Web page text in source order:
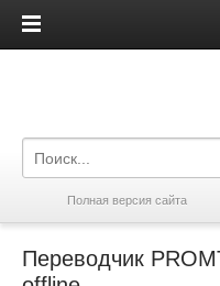
Полная версия сайта
Переводчик